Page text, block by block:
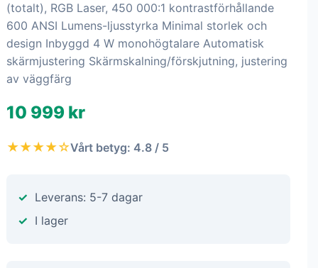
(totalt), RGB Laser, 450 000:1 kontrastförhållande
600 ANSI Lumens-ljusstyrka Minimal storlek och
design Inbyggd 4 W monohögtalare Automatisk
skärmjustering Skärmskalning/förskjutning, justering
av väggfärg
10 999 kr
★★★★☆Vårt betyg: 4.8 / 5
Leverans: 5-7 dagar
I lager